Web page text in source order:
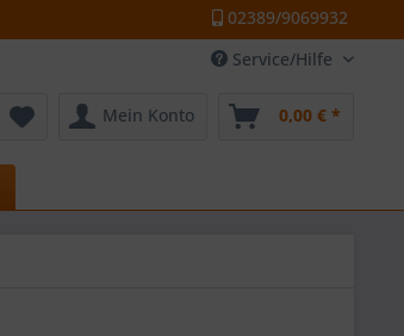
02389/9069932
Service/Hilfe
Mein Konto 0,00 € *